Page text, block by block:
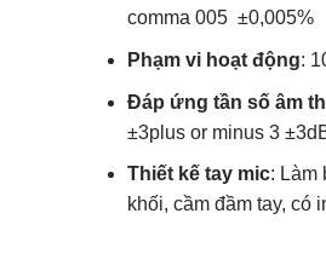
comma 005 ±0,005%
Phạm vi hoạt động:
Đáp ứng tần số âm
±3plus or minus 3 ±3
Thiết kế tay mic: Làm
khối, cầm đầm tay, có